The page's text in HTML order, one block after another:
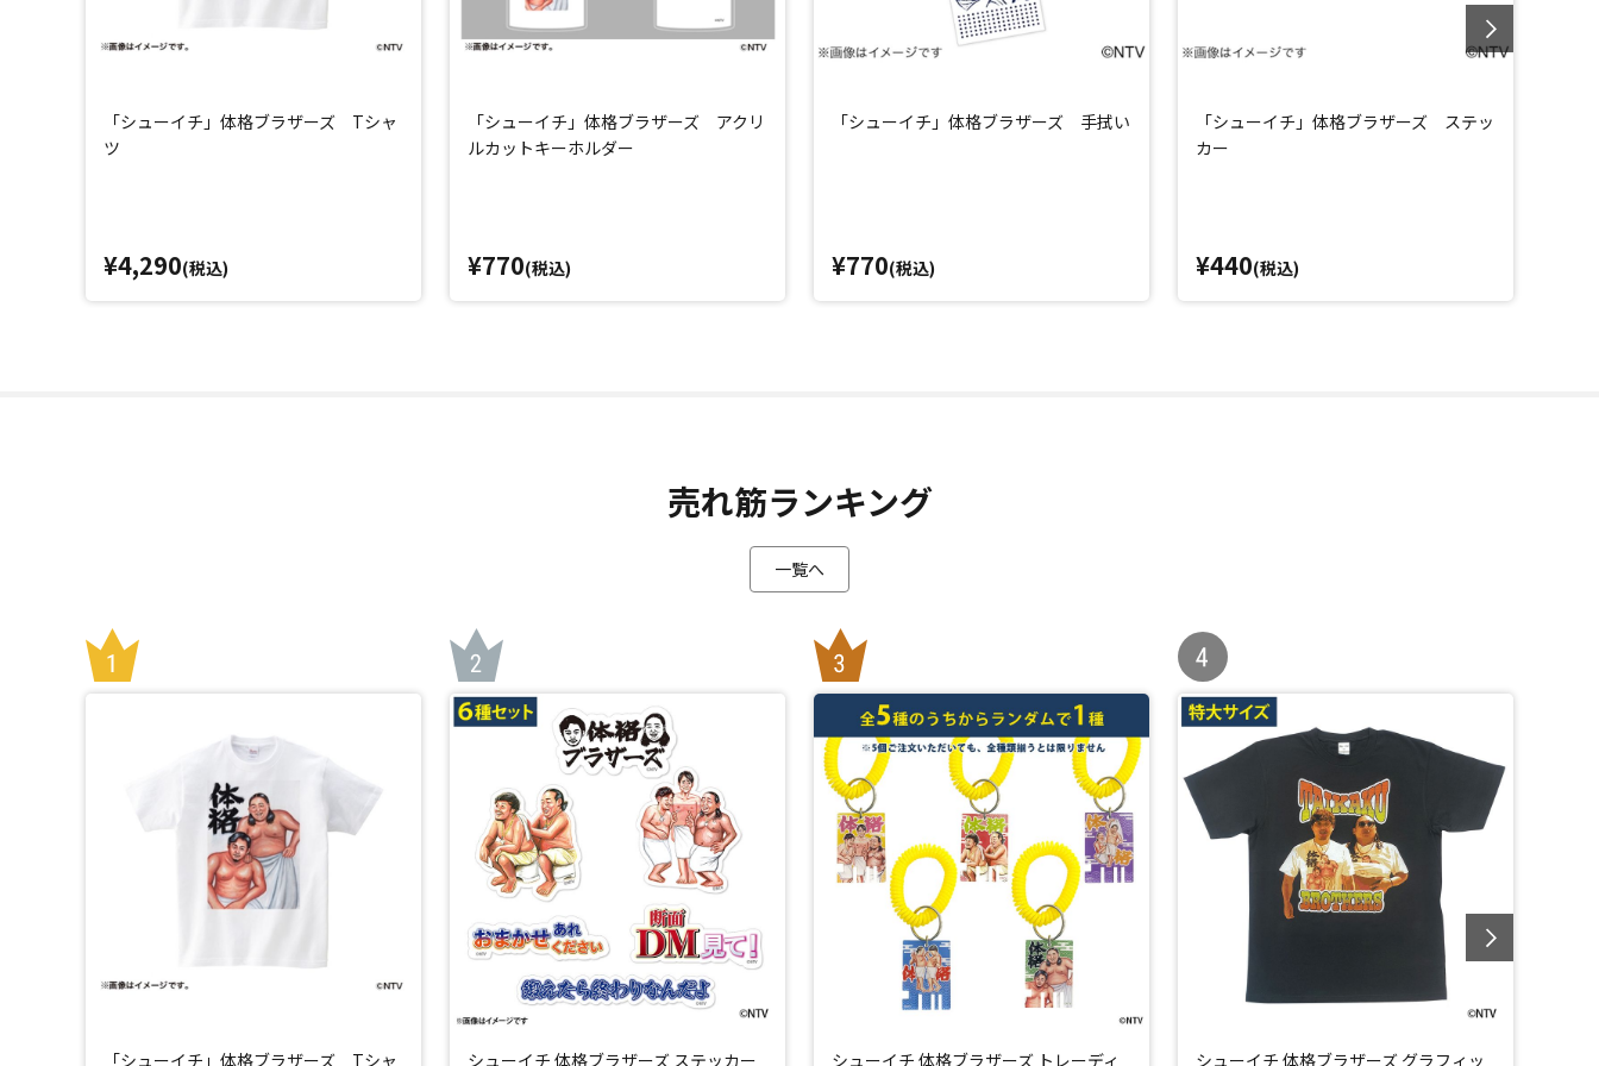
「シューイチ」体格ブラザーズ Tシャ
ツ
¥4,290(税込)
「シューイチ」体格ブラザーズ アクリ
ルカットキーホルダー
¥770(税込)
「シューイチ」体格ブラザーズ 手拭い
¥770(税込)
「シューイチ」体格ブラザーズ ステッ
カー
¥440(税込)
売れ筋ランキング
一覧へ
「シューイチ」体格ブラザーズ Tシャ シューイチ 体格ブラザーズ ステッカー シューイチ 体格ブラザーズ トレーディ シューイチ 体格ブラザーズ グラフィッ